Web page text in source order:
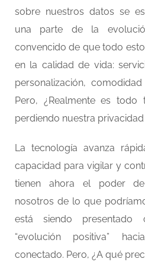
sobre nuestros datos se
una parte de la
convencido de que todo
en la calidad de vida:
personalización,
Pero, ¿Realmente es todo
perdiendo nuestra
La tecnología avanza
capacidad para vigilar y
tienen ahora el poder
nosotros de lo que
está siendo
“evolución positiva”
conectado. Pero, ¿A qué